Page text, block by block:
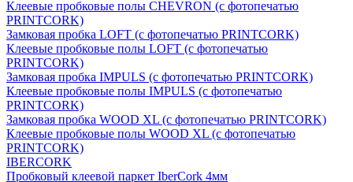
Клеевые пробковые полы CHEVRON (с фотопечатью
PRINTCORK)
Замковая пробка LOFT (с фотопечатью PRINTCORK)
Клеевые пробковые полы LOFT (с фотопечатью
PRINTCORK)
Замковая пробка IMPULS (с фотопечатью PRINTCORK)
Клеевые пробковые полы IMPULS (с фотопечатью
PRINTCORK)
Замковая пробка WOOD XL (с фотопечатью PRINTCORK)
Клеевые пробковые полы WOOD XL (с фотопечатью
PRINTCORK)
IBERCORK
Пробковый клеевой паркет IberCork 4мм